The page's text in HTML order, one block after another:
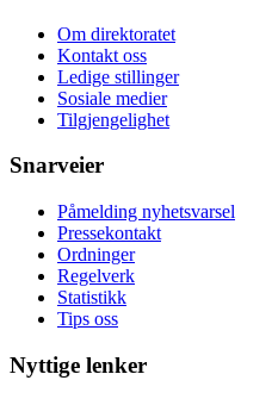
Om direktoratet
Kontakt oss
Ledige stillinger
Sosiale medier
Tilgjengelighet
Snarveier
Påmelding nyhetsvarsel
Pressekontakt
Ordninger
Regelverk
Statistikk
Tips oss
Nyttige lenker